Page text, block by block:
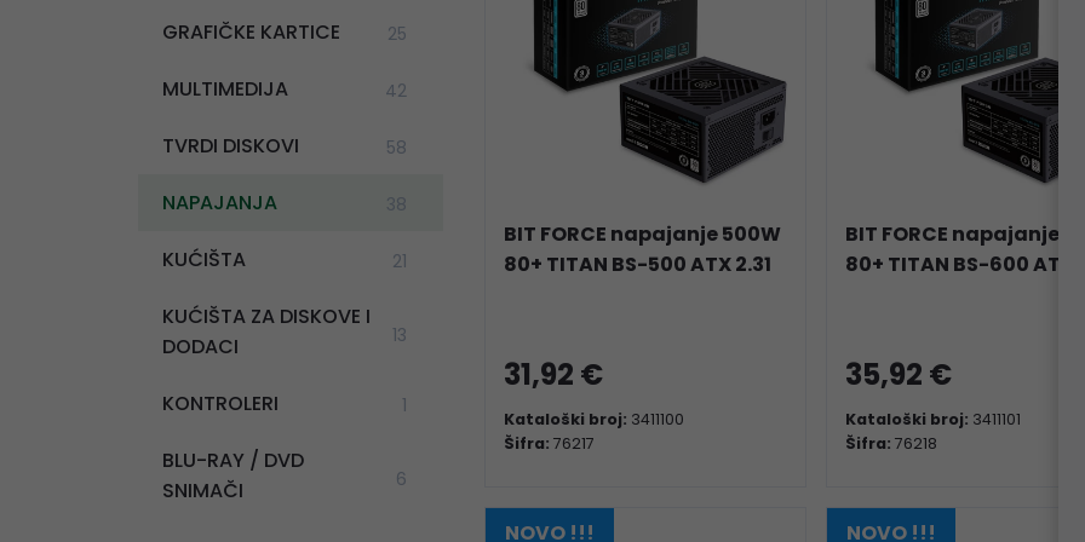
GRAFIČKE KARTICE 25
MULTIMEDIJA 42
TVRDI DISKOVI 58
NAPAJANJA 38
KUĆIŠTA 21
KUĆIŠTA ZA DISKOVE I
DODACI
13
KONTROLERI 1
BLU-RAY / DVD
SNIMAČI
6
BIT FORCE napajanje 500W
80+ TITAN BS-500 ATX 2.31
31,92 €
Kataloški broj: 3411100
Šifra: 76217
BIT FORCE napajanje
80+ TITAN BS-600
35,92 €
Kataloški broj: 3411101
Šifra: 76218
NOVO !!! NOVO !!!